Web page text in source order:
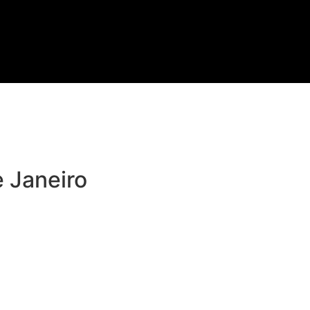
Janeiro